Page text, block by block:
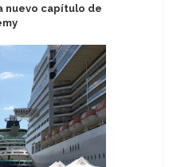
nuevo capítulo de